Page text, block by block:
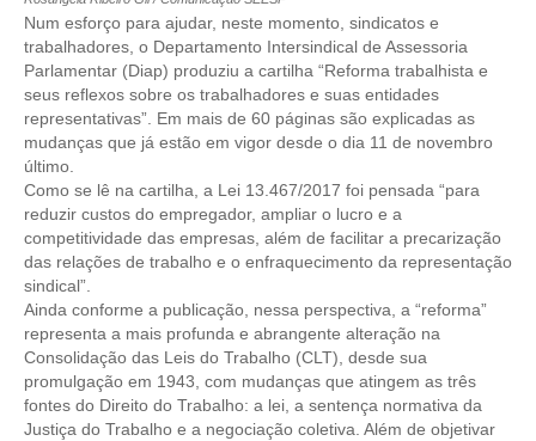
CONSELHOS ASSESSORES
PERSONALIDADES DA TECNOLOGIA
NÚCLEO DA MULHER ENGENHEIRA
TRANSPARÊNCIA
JURÍDICO
CONSULTORIA
ACORDOS, CONVENÇÕES E DISSÍDIOS
CONTRIBUIÇÕES
CONTRIBUIÇÃO ASSISTENCIAL
Num esforço para ajudar, neste momento, sindicatos e
trabalhadores, o Departamento Intersindical de Assessoria
Parlamentar (Diap) produziu a cartilha “Reforma trabalhista e
seus reflexos sobre os trabalhadores e suas entidades
representativas”. Em mais de 60 páginas são explicadas as
mudanças que já estão em vigor desde o dia 11 de novembro
último.
Como se lê na cartilha, a Lei 13.467/2017 foi pensada “para
reduzir custos do empregador, ampliar o lucro e a
competitividade das empresas, além de facilitar a precarização
das relações de trabalho e o enfraquecimento da representação
sindical”.
Ainda conforme a publicação, nessa perspectiva, a “reforma”
representa a mais profunda e abrangente alteração na
Consolidação das Leis do Trabalho (CLT), desde sua
promulgação em 1943, com mudanças que atingem as três
fontes do Direito do Trabalho: a lei, a sentença normativa da
Justiça do Trabalho e a negociação coletiva. Além de objetivar